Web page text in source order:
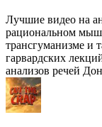
Лучшие видео на
рациональном
трансгуманизме и
гарвардских
анализов речей